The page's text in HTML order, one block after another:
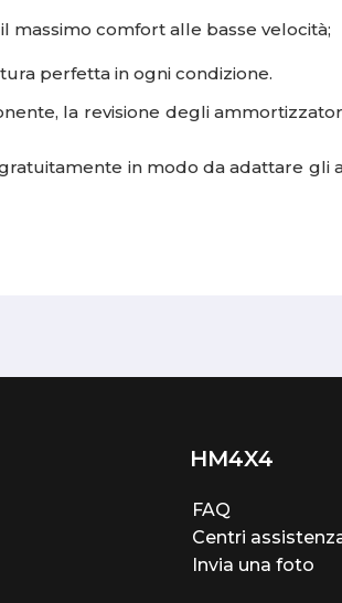
comfort alle basse velocità;
perfetta in ogni condizione.
la revisione degli
in modo da adattare gli
HM4X4
FAQ
Centri
Invia una foto